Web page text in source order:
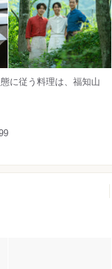
に従う料理は、福知山